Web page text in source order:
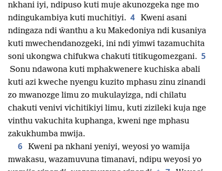
nkhani iyi, ndipuso kuti muje akunozgeka nge mo
ndingukambiya kuti muchitiyi. 4
Kweni asani
ndingaza ndi ŵanthu a ku Makedoniya ndi kusaniya
kuti mwechendanozgeki, ini ndi yimwi tazamuchita
soni ukongwa chifukwa chakuti titikugomezgani. 5
Sonu ndawona kuti mphakwenere kuchiska abali
kuti azi kweche nyengu kuzito mphasu zinu zinandi
zo mwanozge limu zo mukulayizga, ndi chilatu
chakuti venivi vichitikiyi limu, kuti zizileki kuja nge
vinthu vakuchita kuphanga, kweni nge mphasu
zakukhumba mwija.
6
Kweni pa nkhani yeniyi, weyosi yo wamija
mwakasu, wazamuvuna timanavi, ndipu weyosi yo